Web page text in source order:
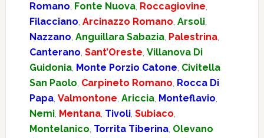
Romano, Fonte Nuova, Roccagiovine,
Filacciano, Arcinazzo Romano, Arsoli,
Nazzano, Anguillara Sabazia, Palestrina,
Canterano, Sant’Oreste, Villanova Di
Guidonia, Monte Porzio Catone, Civitella
San Paolo, Carpineto Romano, Rocca Di
Papa, Valmontone, Ariccia, Monteflavio,
Nemi, Mentana, Tivoli, Subiaco,
Montelanico, Torrita Tiberina, Olevano